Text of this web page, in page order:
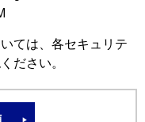
ては、各セキュリテ
ださい。